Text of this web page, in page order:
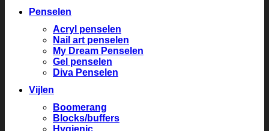
Penselen
Acryl penselen
Nail art penselen
My Dream Penselen
Gel penselen
Diva Penselen
Vijlen
Boomerang
Blocks/buffers
Hygienic